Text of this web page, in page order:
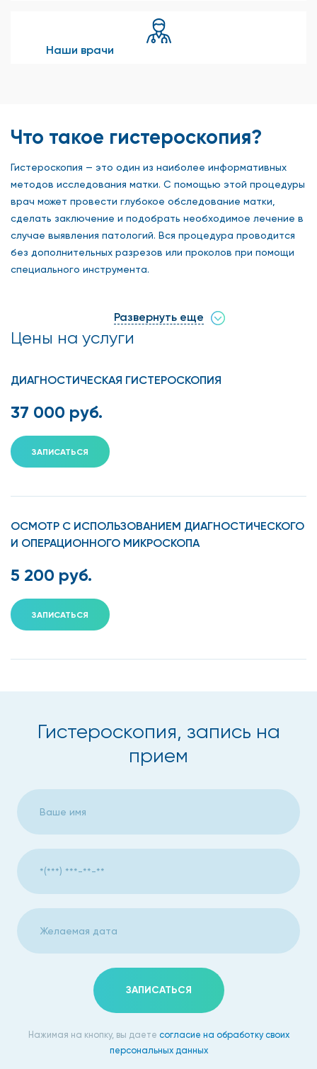
Наши врачи
Что такое гистероскопия?
Гистероскопия — это один из наиболее информативных
методов исследования матки. С помощью этой процедуры
врач может провести глубокое обследование матки,
сделать заключение и подобрать необходимое лечение в
случае выявления патологий. Вся процедура проводится
без дополнительных разрезов или проколов при помощи
специального инструмента.
гистероскопию по назначению врача или для
профилактических целей. В наших медицинских центрах
работают лучшие врачи, среди которых есть авторы
что все обследования пройдут быстро, точно, безопасно
положительные отзывы о нашей клинике, которые
гистероскопии
выявить широкий ряд внутриматочных патологий, среди
полипы эндометрия;
различные злокачественные и доброкачественные
врожденные дефекты.
причины бесплодия, а также диагностировать проблемы,
возникающие при вынашивании плода. Также, если у
женщины наблюдаются частые сбои менструального
цикла, данная процедура позволяет определить точную
причину.
В каких случаях проводится
гистероскопия
Врач гинеколог проводит гистероскопию в Москве в
следующих случаях:
Развернуть еще
Цены на услуги
ДИАГНОСТИЧЕСКАЯ ГИСТЕРОСКОПИЯ
37 000 руб.
ЗАПИСАТЬСЯ
ОСМОТР С ИСПОЛЬЗОВАНИЕМ ДИАГНОСТИЧЕСКОГО
И ОПЕРАЦИОННОГО МИКРОСКОПА
5 200 руб.
ЗАПИСАТЬСЯ
Гистероскопия, запись на
прием
ЗАПИСАТЬСЯ
Нажимая на кнопку, вы даете согласие на обработку своих
персональных данных